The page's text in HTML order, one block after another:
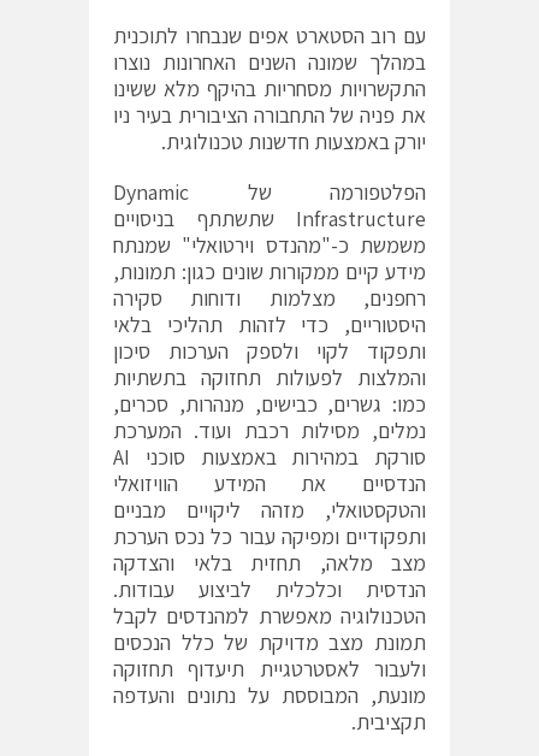
עם רוב הסטארט אפים שנבחרו לתוכנית
במהלך שמונה השנים האחרונות נוצרו
התקשרויות מסחריות בהיקף מלא ששינו
את פניה של התחבורה הציבורית בעיר ניו
יורק באמצעות חדשנות טכנולוגית.
הפלטפורמה של Dynamic
Infrastructure שתשתתף בניסויים
משמשת כ-"מהנדס וירטואלי" שמנתח
מידע קיים ממקורות שונים כגון: תמונות,
רחפנים, מצלמות ודוחות סקירה
היסטוריים, כדי לזהות תהליכי בלאי
ותפקוד לקוי ולספק הערכות סיכון
והמלצות לפעולות תחזוקה בתשתיות
כמו: גשרים, כבישים, מנהרות, סכרים,
נמלים, מסילות רכבת ועוד. המערכת
סורקת במהירות באמצעות סוכני AI
הנדסיים את המידע הוויזואלי
והטקסטואלי, מזהה ליקויים מבניים
ותפקודיים ומפיקה עבור כל נכס הערכת
מצב מלאה, תחזית בלאי והצדקה
הנדסית וכלכלית לביצוע עבודות.
הטכנולוגיה מאפשרת למהנדסים לקבל
תמונת מצב מדויקת של כלל הנכסים
ולעבור לאסטרטגיית תיעדוף תחזוקה
מונעת, המבוססת על נתונים והעדפה
תקציבית.